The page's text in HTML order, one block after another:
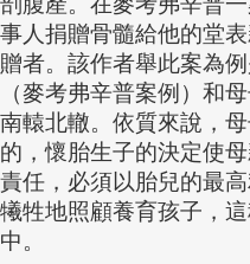
事人捐贈骨髓給他的堂
贈者。該作者舉此案為
（麥考弗辛普案例）和
南轅北轍。依質來說，
的，懷胎生子的決定使
責任，必須以胎兒的最
犧牲地照顧養育孩子，
中。